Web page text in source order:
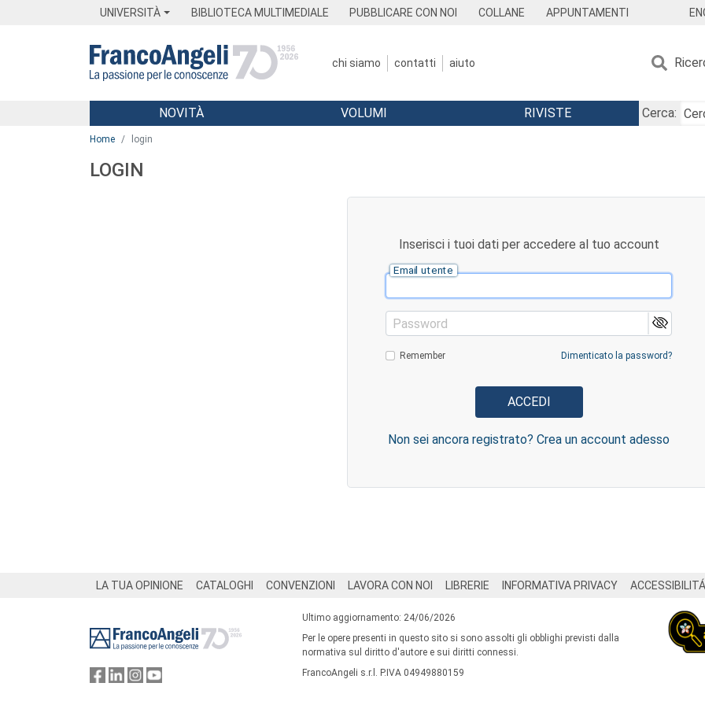
UNIVERSITÀ BIBLIOTECA MULTIMEDIALE PUBBLICARE CON NOI COLLANE APPUNTAMENTI
chi siamo contatti aiuto
Menu
NOVITÀ VOLUMI RIVISTE
Cerca:
Home login
LOGIN
Inserisci i tuoi dati per accedere al tuo account
Email utente
Password
Remember Dimenticato la password?
Non sei ancora registrato? Crea un account adesso
LA TUA OPINIONE CATALOGHI CONVENZIONI LAVORA CON NOI LIBRERIE INFORMATIVA PRIVACY ACCESSIBILITÁ
Ultimo aggiornamento: 24/06/2026
Per le opere presenti in questo sito si sono assolti gli obblighi previsti dalla
normativa sul diritto d'autore e sui diritti connessi.
FrancoAngeli s.r.l. P.IVA 04949880159